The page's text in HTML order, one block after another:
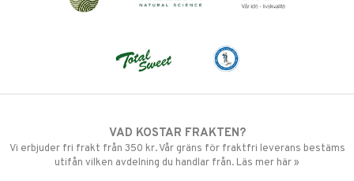
VAD KOSTAR FRAKTEN?
Vi erbjuder fri frakt från 350 kr. Vår gräns för fraktfri leverans bestäms
utifån vilken avdelning du handlar från. Läs mer här »